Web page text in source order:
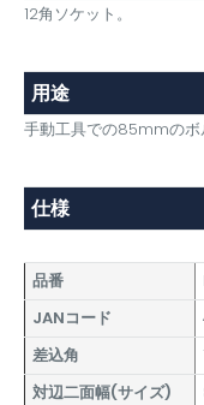
12角ソケット。
用途
手動工具での85mmのボ
仕様
品番
JANコード
差込角
対辺二面幅(サイズ)